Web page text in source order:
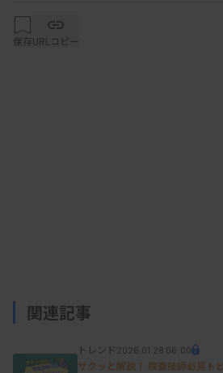
ターは関連する細胞の製造を一
を受けた。クリニックは事案発
保存URLコピー
関連記事
トレンド 2026.01.28 06:00
サクッと解説！ 検査技師必見